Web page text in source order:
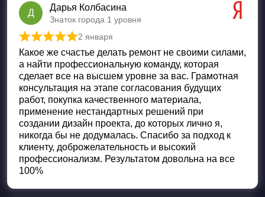
Д
Дарья Колбасина
Знаток города 1 уровня
Оценка 5из 5
2 января
Какое же счастье делать ремонт не своими силами,
а найти профессиональную команду, которая
сделает все на высшем уровне за вас. Грамотная
консультация на этапе согласования будущих
работ, покупка качественного материала,
применение нестандартных решений при
создании дизайн проекта, до которых лично я,
никогда бы не додумалась. Спасибо за подход к
клиенту, доброжелательность и высокий
профессионализм. Результатом довольна на все
100%